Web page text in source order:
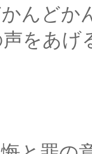
肩先
をあげ